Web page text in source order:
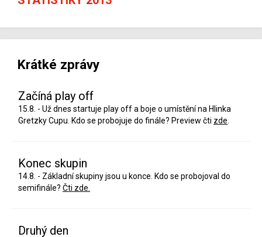
Krátké zprávy
Začíná play off
15.8. - Už dnes startuje play off a boje o umístění na Hlinka
Gretzky Cupu. Kdo se probojuje do finále? Preview čti zde
Konec skupin
14.8. - Základní skupiny jsou u konce. Kdo se probojoval do
semifinále? Čti zde.
Druhý den